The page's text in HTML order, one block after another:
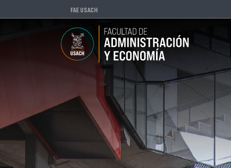
FAE USACH